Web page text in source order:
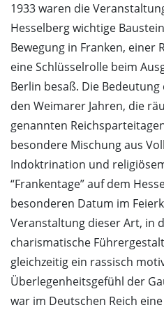
1933 waren die
Hesselberg wichtige
Bewegung in Franken, einer
eine Schlüsselrolle beim
Berlin besaß. Die
den Weimarer Jahren, die
genannten
besondere Mischung aus
Indoktrination und
“Frankentage” auf dem
besonderen Datum im
Veranstaltung dieser Art, in
charismatische
gleichzeitig ein rassisch
Überlegenheitsgefühl der
war im Deutschen Reich